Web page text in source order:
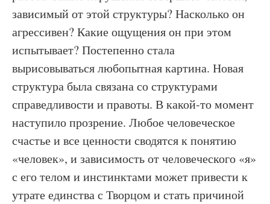
зависимый от этой структуры? Насколько он
агрессивен? Какие ощущения он при этом
испытывает? Постепенно стала
вырисовываться любопытная картина. Новая
структура была связана со структурами
справедливости и правоты. В какой-то момент
наступило прозрение. Любое человеческое
счастье и все ценности сводятся к понятию
«человек», и зависимость от человеческого «я»
с его телом и инстинктами может привести к
утрате единства с Творцом и стать причиной